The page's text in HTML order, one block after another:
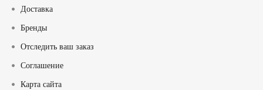
Доставка
Бренды
Отследить ваш заказ
Соглашение
Карта сайта